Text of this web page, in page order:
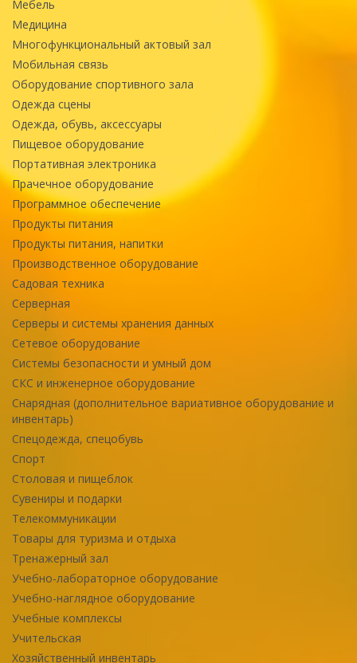
Мебель
Медицина
Многофункциональный актовый зал
Мобильная связь
Оборудование спортивного зала
Одежда сцены
Одежда, обувь, аксессуары
Пищевое оборудование
Портативная электроника
Прачечное оборудование
Программное обеспечение
Продукты питания
Продукты питания, напитки
Производственное оборудование
Садовая техника
Серверная
Серверы и системы хранения данных
Сетевое оборудование
Системы безопасности и умный дом
СКС и инженерное оборудование
Снарядная (дополнительное вариативное оборудование и
инвентарь)
Спецодежда, спецобувь
Спорт
Столовая и пищеблок
Сувениры и подарки
Телекоммуникации
Товары для туризма и отдыха
Тренажерный зал
Учебно-лабораторное оборудование
Учебно-наглядное оборудование
Учебные комплексы
Учительская
Хозяйственный инвентарь